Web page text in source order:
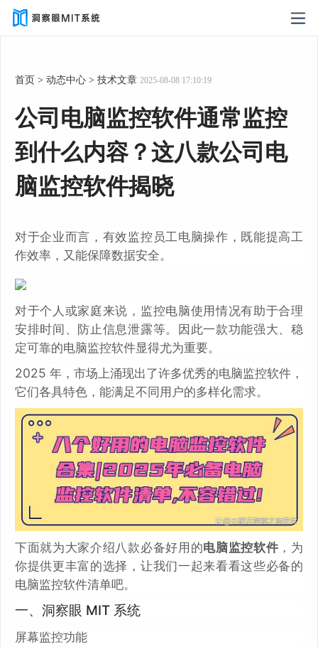
首页 > 动态中心 > 技术文章 2025-08-08 17:10:19
公司电脑监控软件通常监控
到什么内容？这八款公司电
脑监控软件揭晓
对于企业而言，有效监控员工电脑操作，既能提高工
作效率，又能保障数据安全。
对于个人或家庭来说，监控电脑使用情况有助于合理
安排时间、防止信息泄露等。因此一款功能强大、稳
定可靠的电脑监控软件显得尤为重要。
2025 年，市场上涌现出了许多优秀的电脑监控软件，
它们各具特色，能满足不同用户的多样化需求。
下面就为大家介绍八款必备好用的电脑监控软件 ，为
你提供更丰富的选择，让我们一起来看看这些必备的
电脑监控软件清单吧。
一、洞察眼 MIT 系统
屏幕监控功能